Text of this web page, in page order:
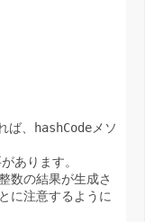
ば、 hashCodeメソ
あります。
数の結果が生成さ
に注意するように